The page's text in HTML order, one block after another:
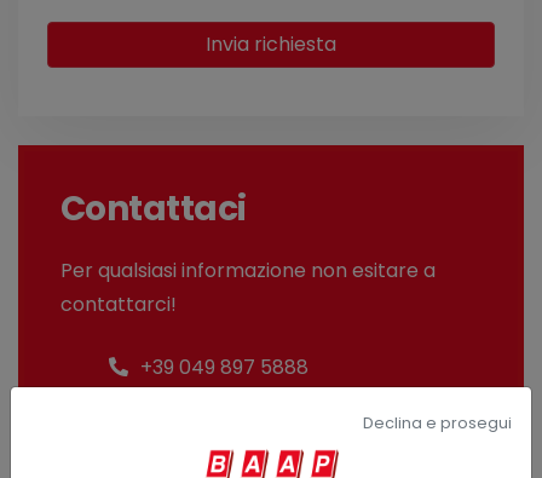
Invia richiesta
Contattaci
Per qualsiasi informazione non esitare a
contattarci!
+39 049 897 5888
Declina e prosegui